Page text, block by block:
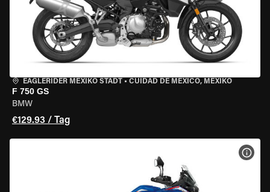
EAGLERIDER MEXIKO STADT • CUIDAD DE MEXICO, MEXIKO
F 750 GS
BMW
€129.93 / Tag